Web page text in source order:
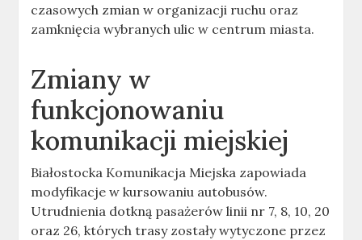
czasowych zmian w organizacji ruchu oraz
zamknięcia wybranych ulic w centrum miasta.
Zmiany w
funkcjonowaniu
komunikacji miejskiej
Białostocka Komunikacja Miejska zapowiada
modyfikacje w kursowaniu autobusów.
Utrudnienia dotkną pasażerów linii nr 7, 8, 10, 20
oraz 26, których trasy zostały wytyczone przez